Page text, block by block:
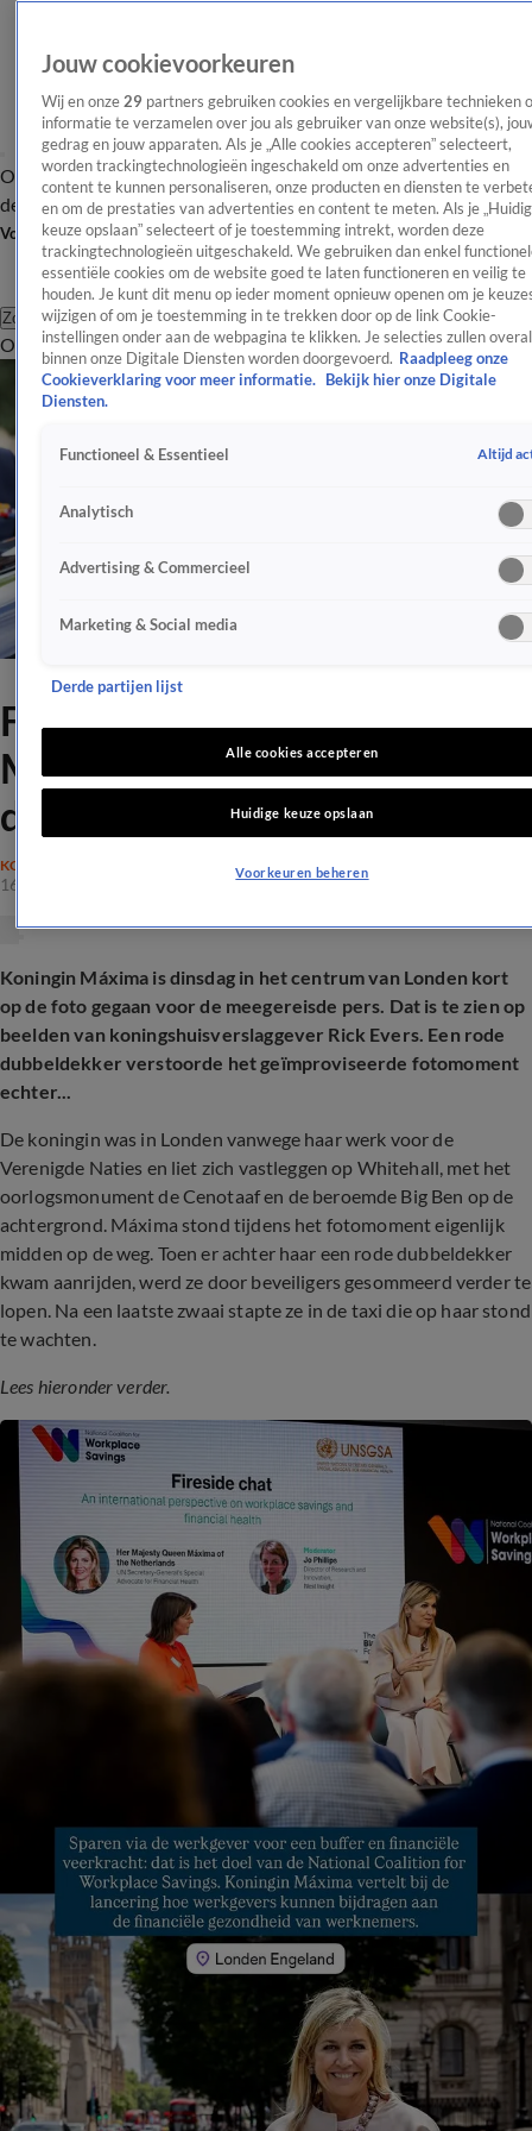
OverzichtAfleveringen Entertainment TV Algemeen
Tip
de redactieNieuwsbrief
Volg Shownieuws
Zoeken
OverzichtEntertainmentSpraakmakendRealityCrimeVideo's
Fotomoment poserende
Máxima verstoord door rode
dubbeldekker
KONINKLIJK HUIS
16 juni 2026, 20:17
Koningin Máxima is dinsdag in het centrum van Londen kort
op de foto gegaan voor de meegereisde pers. Dat is te zien op
beelden van koningshuisverslaggever Rick Evers. Een rode
dubbeldekker verstoorde het geïmproviseerde fotomoment
echter...
De koningin was in Londen vanwege haar werk voor de
Verenigde Naties en liet zich vastleggen op Whitehall, met het
oorlogsmonument de Cenotaaf en de beroemde Big Ben op de
achtergrond. Máxima stond tijdens het fotomoment eigenlijk
midden op de weg. Toen er achter haar een rode dubbeldekker
kwam aanrijden, werd ze door beveiligers gesommeerd verder te
lopen. Na een laatste zwaai stapte ze in de taxi die op haar stond
te wachten.
Lees hieronder verder.
Jouw cookievoorkeuren
Wij en onze 29 partners gebruiken cookies en vergelijkbare technieken
informatie te verzamelen over jou als gebruiker van onze website(s),
gedrag en jouw apparaten. Als je „Alle cookies accepteren” selecteert,
worden trackingtechnologieën ingeschakeld om onze advertenties en
content te kunnen personaliseren, onze producten en diensten te
en om de prestaties van advertenties en content te meten. Als je
keuze opslaan” selecteert of je toestemming intrekt, worden deze
trackingtechnologieën uitgeschakeld. We gebruiken dan enkel
essentiële cookies om de website goed te laten functioneren en veilig te
houden. Je kunt dit menu op ieder moment opnieuw openen om je
wijzigen of om je toestemming in te trekken door op de link Cookie-
instellingen onder aan de webpagina te klikken. Je selecties zullen overal
binnen onze Digitale Diensten worden doorgevoerd. Raadpleeg onze
Cookieverklaring voor meer informatie.
Bekijk hier onze Digitale
Diensten.
Functioneel & Essentieel Altijd
Analytisch
Advertising & Commercieel
Marketing & Social media
Derde partijen lijst
Alle cookies accepteren
Huidige keuze opslaan
Voorkeuren beheren